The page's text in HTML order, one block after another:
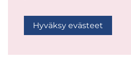
Hyväksy evästeet